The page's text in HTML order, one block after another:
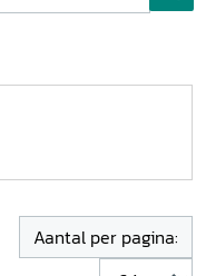
Aantal per pagina: